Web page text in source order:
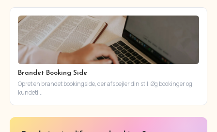
Brandet Booking Side
Opret en brandet bookingside, der afspejler din stil. Øg bookinger og
kundeti...